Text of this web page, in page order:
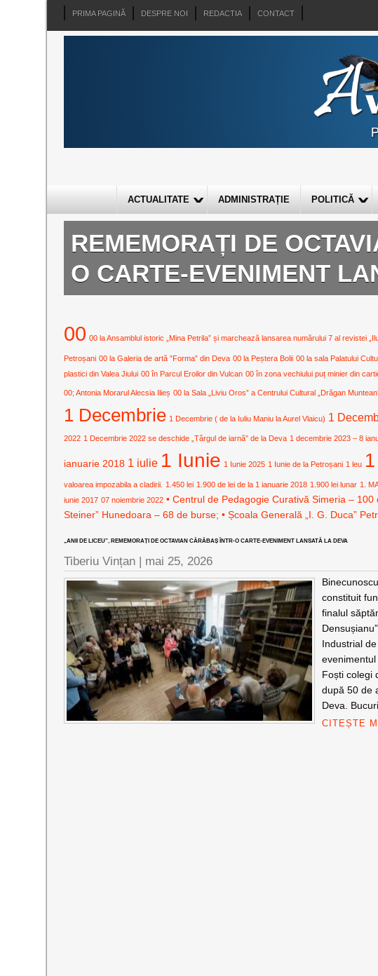
PRIMA PAGINĂ DESPRE NOI REDACTIA CONTACT
ACTUALITATE ADMINISTRAȚIE POLITICĂ
REMEMORAȚI DE
O CARTE-EVENIMENT
00 00 la Ansamblul istoric „Mina Petrila” și marchează lansarea numărului 7 al revistei
Petroșani 00 la Galeria de artă ”Forma” din Deva 00 la Peștera Bolii 00 la sala Palatului
plastici din Valea Jiului 00 în Parcul Eroilor din Vulcan 00 în zona vechiului puț minier din
00; Antonia Morarul Alecsia Ilieș 00 la Sala „Liviu Oros” a Centrului Cultural „Drăgan
1 Decembrie 1 Decembrie ( de la Iuliu Maniu la Aurel Vlaicu) 1
2022 1 Decembrie 2022 se deschide „Târgul de iarnă” de la Deva 1 decembrie 2023 – 8
ianuarie 2018 1 iulie 1 Iunie 1 Iunie 2025 1 Iunie de la Petroșani 1 leu
valoarea impozabila a cladirii. 1.450 lei 1.900 de lei de la 1 ianuarie 2018 1.900 lei lunar 1.
iunie 2017 07 noiembrie 2022 • Centrul de Pedagogie Curativă Simeria –
Steiner” Hunedoara – 68 de burse; • Școala Generală „I. G. Duca”
„ANII DE LICEU”, REMEMORAȚI DE OCTAVIAN CĂRĂBAȘ ÎNTR-O CARTE-EVENIMENT LANSATĂ LA DEVA
Tiberiu Vințan | mai 25, 2026
constituit
finalul
Industrial
Foști colegi
după 50 de
Deva.
CITEȘTE